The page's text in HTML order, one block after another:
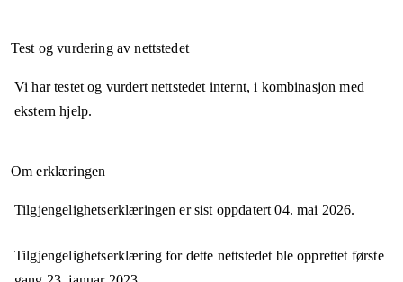
Test og vurdering av nettstedet
Vi har testet og vurdert nettstedet internt, i kombinasjon med
ekstern hjelp.
Om erklæringen
Tilgjengelighetserklæringen er sist oppdatert04. mai 2026.
Tilgjengelighetserklæring for dette nettstedet ble opprettet første